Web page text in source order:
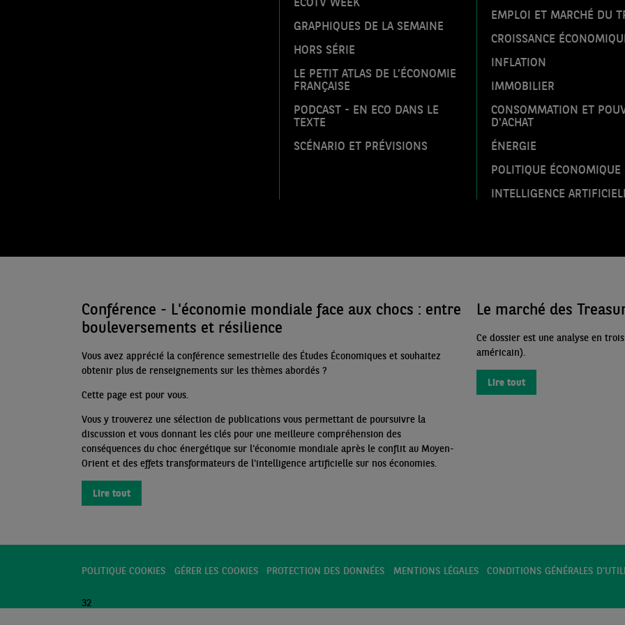
GRAPHIQUES DE LA SEMAINE
HORS SÉRIE
LE PETIT ATLAS DE L’ÉCONOMIE
FRANÇAISE
PODCAST - EN ECO DANS LE
TEXTE
SCÉNARIO ET PRÉVISIONS
EMPLOI ET MARCHÉ DU
CROISSANCE
INFLATION
IMMOBILIER
CONSOMMATION ET
D'ACHAT
ÉNERGIE
POLITIQUE ÉCONOMIQUE
INTELLIGENCE
Conférence - L'économie mondiale face aux chocs : entre
bouleversements et résilience
Vous avez apprécié la conférence semestrielle des Études Économiques et souhaitez
obtenir plus de renseignements sur les thèmes abordés ?
Cette page est pour vous.
Vous y trouverez une sélection de publications vous permettant de poursuivre la
discussion et vous donnant les clés pour une meilleure compréhension des
conséquences du choc énergétique sur l'économie mondiale après le conflit au Moyen-
Orient et des effets transformateurs de l'intelligence artificielle sur nos économies.
Lire tout
Le marché des
Ce dossier est une analyse en
américain).
Lire tout
POLITIQUE COOKIES GÉRER LES COOKIES PROTECTION DES DONNÉES MENTIONS LÉGALES CONDITIONS GÉNÉRALES
32